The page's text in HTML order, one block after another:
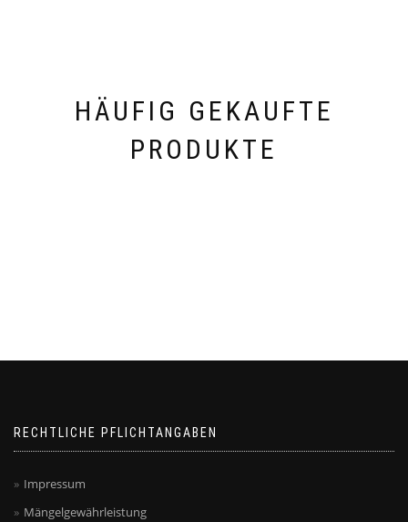
HÄUFIG GEKAUFTE
PRODUKTE
RECHTLICHE PFLICHTANGABEN
Impressum
Mängelgewährleistung